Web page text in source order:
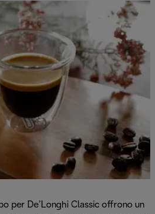
per De’Longhi Classic offrono un